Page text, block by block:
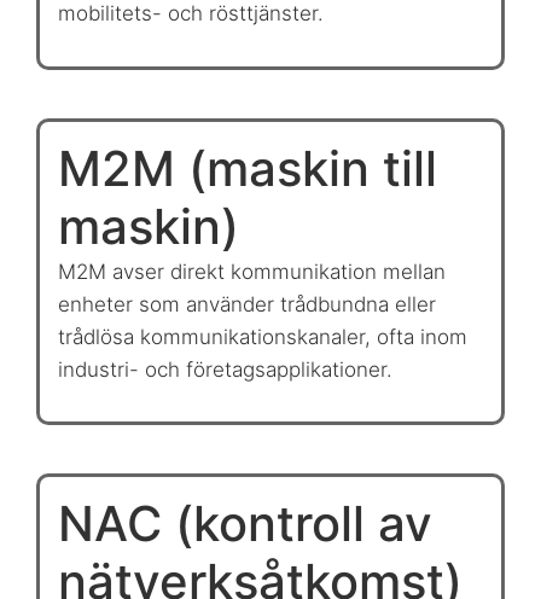
mobilitets- och rösttjänster.
M2M (maskin till
maskin)
M2M avser direkt kommunikation mellan
enheter som använder trådbundna eller
trådlösa kommunikationskanaler, ofta inom
industri- och företagsapplikationer.
NAC (kontroll av
nätverksåtkomst)